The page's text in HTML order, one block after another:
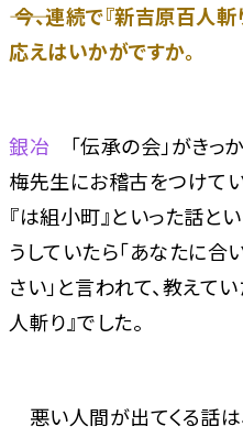
―― 今、連続で『新吉原百人
応えはいかがですか。
銀冶 「伝承の会」がきっ
梅先生にお稽古をつけて
『は組小町』といった話と
うしていたら「あなたに
さい」と言われて、教えて
人斬り』でした。
悪い人間が出てくる話は